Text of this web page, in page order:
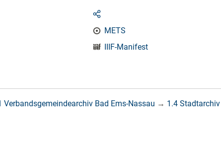
METS
IIIF-Manifest
Verbandsgemeindearchiv Bad Ems-Nassau → 1.4